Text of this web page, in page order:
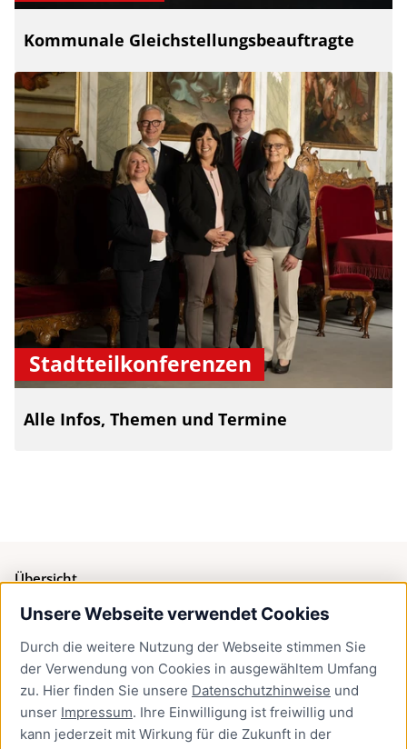
Unsere Webseite verwendet Cookies
Durch die weitere Nutzung der Webseite stimmen Sie
der Verwendung von Cookies in ausgewähltem Umfang
zu. Hier finden Sie unsere Datenschutzhinweise und
unser Impressum. Ihre Einwilligung ist freiwillig und
kann jederzeit mit Wirkung für die Zukunft in der
Kommunale Gleichstellungsbeauftragte
Stadtteilkonferenzen
Alle Infos, Themen und Termine
Übersicht
Bürgerservice
Presse
Newsletter Lübeck:kompakt
Kontakt